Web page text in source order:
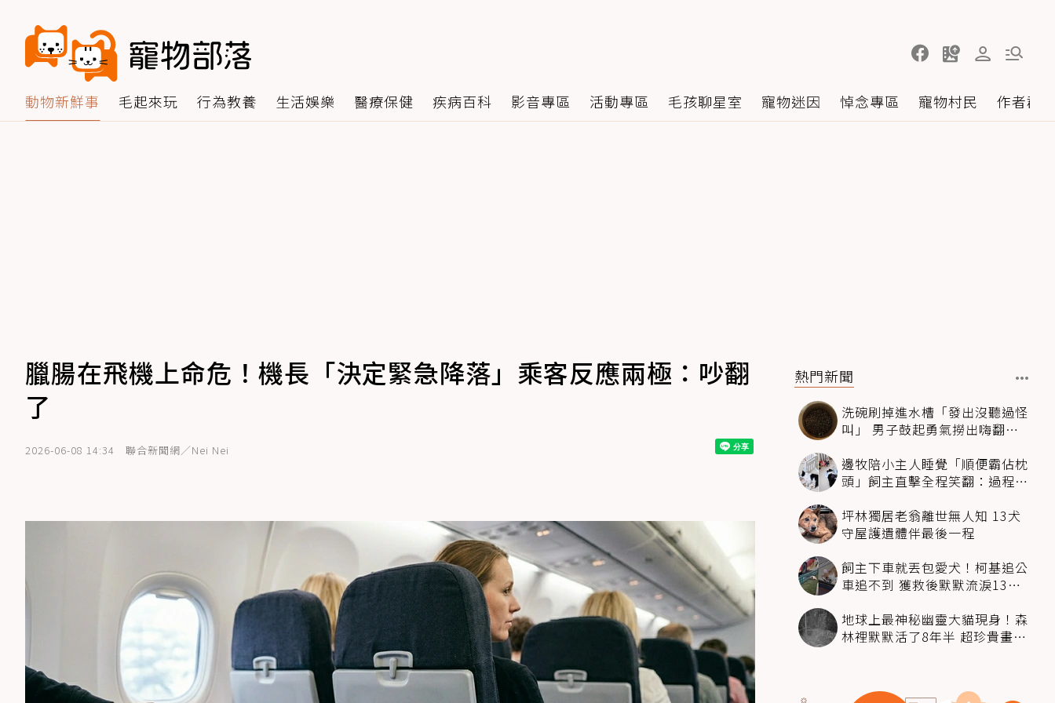
動物新鮮事 毛起來玩 行為教養 生活娛樂 醫療保健 疾病百科 影音專區 活動專區 毛孩聊星室 寵物迷因 悼念專區 寵物村民 作者群
臘腸在飛機上命危！機長「決定緊急降落」乘客反應兩極：吵翻
了
2026-06-08 14:34 聯合新聞網／Nei Nei
熱門新聞
洗碗刷掉進水槽「發出沒聽過怪
叫」 男子鼓起勇氣撈出嗨翻：
邊牧陪小主人睡覺「順便霸佔枕
頭」飼主直擊全程笑翻：過程絲
坪林獨居老翁離世無人知 13犬
守屋護遺體伴最後一程
飼主下車就丟包愛犬！柯基追公
車追不到 獲救後默默流淚13萬
地球上最神秘幽靈大貓現身！森
林裡默默活了8年半 超珍貴畫面